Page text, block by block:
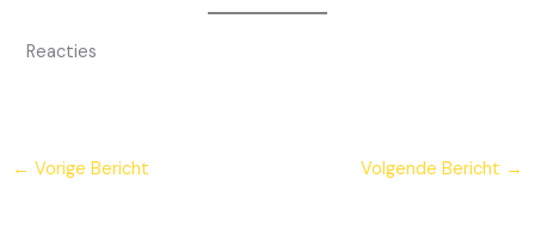
Reacties
← Vorige Bericht Volgende Bericht →